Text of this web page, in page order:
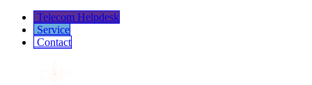
Telecom Helpdesk
Service
Co​​​​​​ntact